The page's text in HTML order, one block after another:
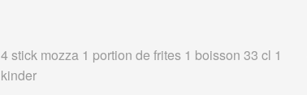
4 stick mozza 1 portion de frites 1 boisson 33 cl 1
kinder